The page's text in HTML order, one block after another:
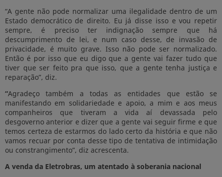
“A gente não pode normalizar uma ilegalidade dentro de um
Estado democrático de direito. Eu já disse isso e vou repetir
sempre, é preciso ter indignação sempre que há
descumprimento de lei, e num caso desse, de invasão de
privacidade, é muito grave. Isso não pode ser normalizado.
Então é por isso que eu digo que a gente vai fazer tudo que
tiver que ser feito pra que isso, que a gente tenha justiça e
reparação”, diz.
“Agradeço também a todas as entidades que estão se
manifestando em solidariedade e apoio, a mim e aos meus
companheiros que tiveram a vida aí devassada pelo
desgoverno anterior e dizer que a gente vai seguir firme e que
temos certeza de estarmos do lado certo da história e que não
vamos recuar por conta desse tipo de tentativa de intimidação
ou constrangimento”, diz acrescenta.
A venda da Eletrobras, um atentado à soberania nacional